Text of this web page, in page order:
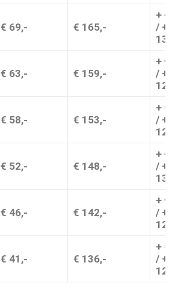
€ 69,- € 165,-
+ €
/ + €
13,-
€ 63,- € 159,-
+ €
/ + €
12,-
€ 58,- € 153,-
+ €
/ + €
12,-
€ 52,- € 148,-
+ €
/ + €
13,-
€ 46,- € 142,-
+ €
/ + €
12,-
€ 41,- € 136,-
+ €
/ + €
12,-